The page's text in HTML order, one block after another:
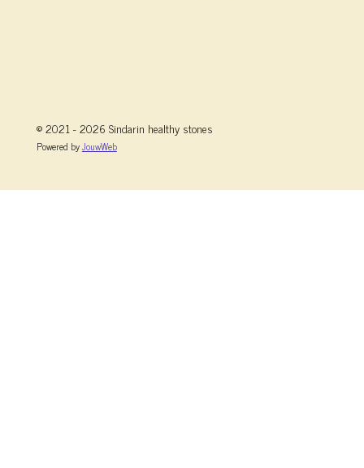
© 2021 - 2026 Sindarin healthy stones
Powered byJouwWeb